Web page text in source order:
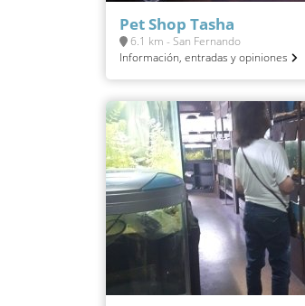
Pet Shop Tasha
6.1 km - San Fernando
Información, entradas y opiniones